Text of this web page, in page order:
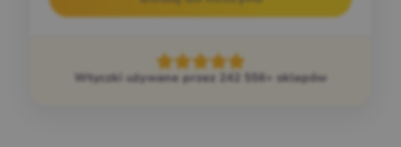
Wtyczki używane przez 242 556+ sklepów